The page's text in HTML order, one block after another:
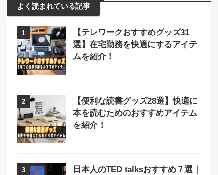
よく読まれている記事
1
【テレワークおすすめグッズ31
選】在宅勤務を快適にするアイテ
ムを紹介！
2
【便利な読書グッズ28選】快適に
本を読むためのおすすめアイテム
を紹介！
3
日本人のTED talksおすすめ７選｜